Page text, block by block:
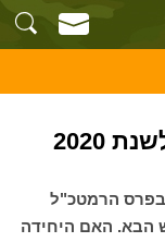
2020
בפרס הרמטכ"ל
הבא. האם היחידה